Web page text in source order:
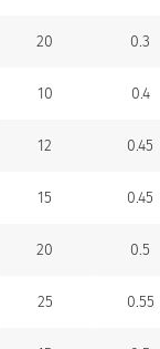
20
0.3
10
0.4
12
0.45
15
0.45
20
0.5
25
0.55